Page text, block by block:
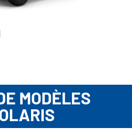
MODÈLES